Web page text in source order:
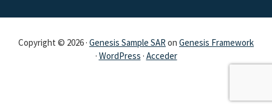
Copyright © 2026 · Genesis Sample SARon Genesis Framework
· WordPress · Acceder